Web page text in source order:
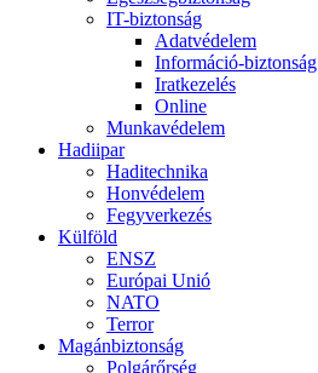
IT-biztonság
Adatvédelem
Információ-biztonság
Iratkezelés
Online
Munkavédelem
Hadiipar
Haditechnika
Honvédelem
Fegyverkezés
Külföld
ENSZ
Európai Unió
NATO
Terror
Magánbiztonság
Polgárőrség